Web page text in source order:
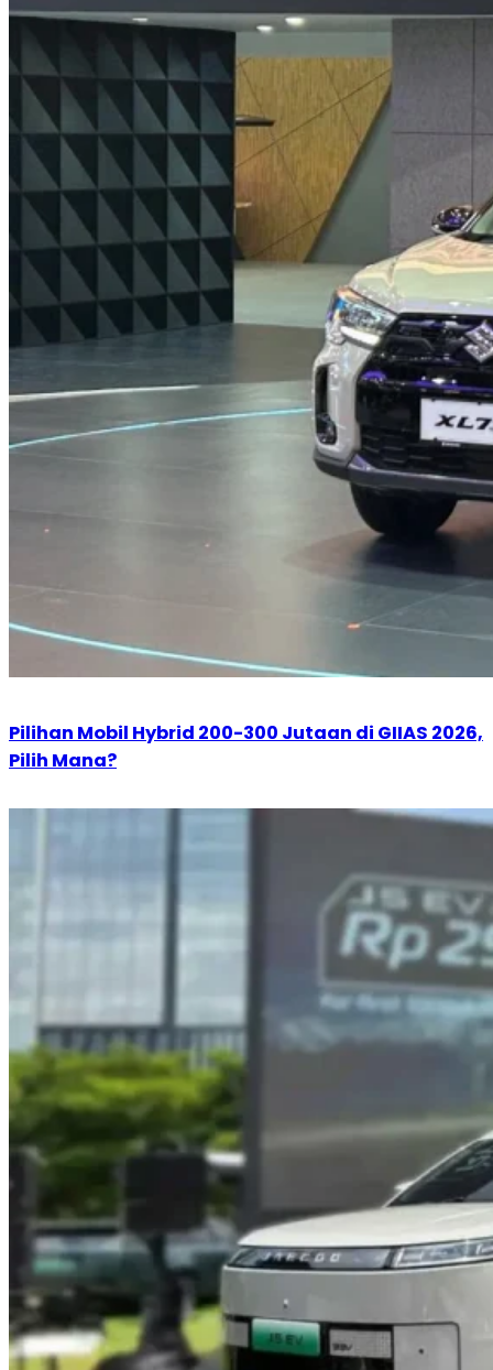
Pilihan Mobil Hybrid 200-300 Jutaan di GIIAS 2026,
Pilih Mana?